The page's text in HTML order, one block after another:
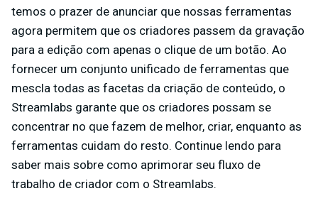
temos o prazer de anunciar que nossas ferramentas
agora permitem que os criadores passem da gravação
para a edição com apenas o clique de um botão. Ao
fornecer um conjunto unificado de ferramentas que
mescla todas as facetas da criação de conteúdo, o
Streamlabs garante que os criadores possam se
concentrar no que fazem de melhor, criar, enquanto as
ferramentas cuidam do resto. Continue lendo para
saber mais sobre como aprimorar seu fluxo de
trabalho de criador com o Streamlabs.